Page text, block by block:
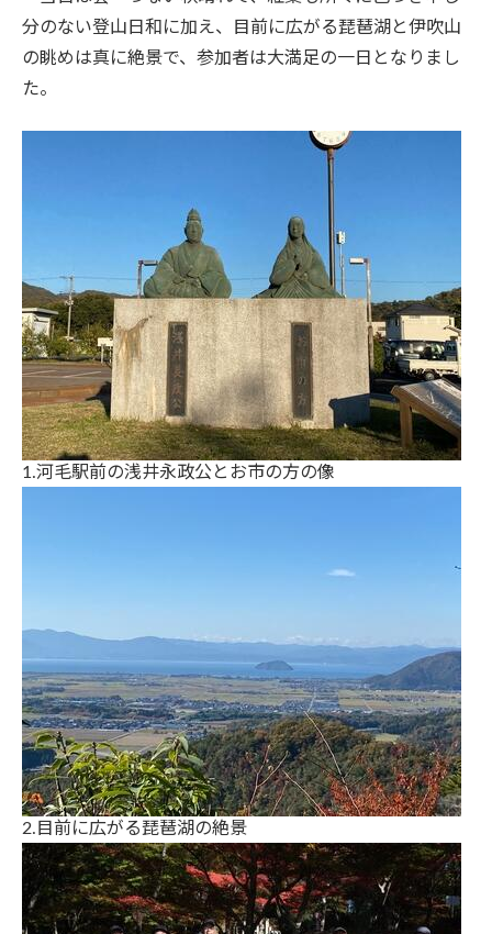
分のない登山日和に加え、目前に広がる琵琶湖と伊吹山
の眺めは真に絶景で、参加者は大満足の一日となりまし
た。
1.河毛駅前の浅井永政公とお市の方の像
2.目前に広がる琵琶湖の絶景